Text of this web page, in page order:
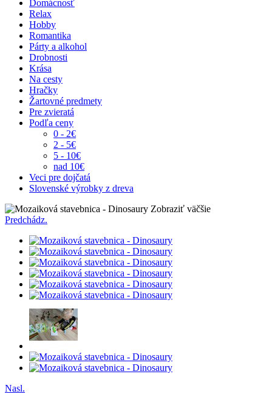
Domácnosť
Relax
Hobby
Romantika
Párty a alkohol
Drobnosti
Krása
Na cesty
Hračky
Žartovné predmety
Pre zvieratá
Podľa ceny
0 - 2€
2 - 5€
5 - 10€
nad 10€
Veci pre dojčatá
Slovenské výrobky z dreva
Zobraziť väčšie
Predchádz.
Nasl.